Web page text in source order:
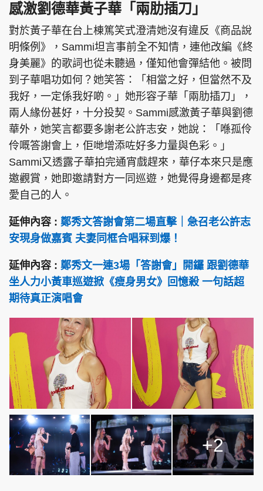
感激劉德華黃子華「兩肋插刀」
對於黃子華在台上棟篤笑式澄清她沒有違反《商品說
明條例》，Sammi坦言事前全不知情，連他改編《終
身美麗》的歌詞也從未聽過，僅知他會彈結他。被問
到子華唱功如何？她笑答：「相當之好，但當然不及
我好，一定係我好啲。」她形容子華「兩肋插刀」，
兩人緣份甚好，十分投契。Sammi感激黃子華與劉德
華外，她笑言都要多謝老公許志安，她說：「喺孤伶
伶嘅答謝會上，佢哋增添咗好多力量與色彩。」
Sammi又透露子華拍完通宵戲趕來，華仔本來只是應
邀觀賞，她即邀請對方一同巡遊，她覺得身邊都是疼
愛自己的人。
延伸內容 : 鄭秀文答謝會第二場直擊｜急召老公許志
安現身做嘉賓 夫妻同框合唱冧到爆！
延伸內容 : 鄭秀文一連3場「答謝會」開鑼 跟劉德華
坐人力小黃車巡遊掀《瘦身男女》回憶殺 一句話超
期待真正演唱會
+2